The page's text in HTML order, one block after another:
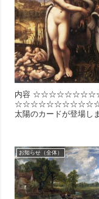
内容
☆☆☆☆☆☆☆☆☆☆☆☆☆☆ 星、月と続き最も明
太陽のカードが登場し
お知らせ（全体）